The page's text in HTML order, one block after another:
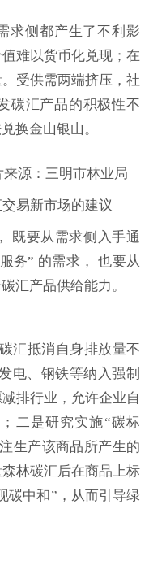
求侧都产生了不利影
难以货币化兑现；在
受供需两端挤压，社
碳汇产品的积极性不
换金山银山。
源：三明市林业局
易新市场的建议
既要从需求侧入手通
务” 的需求， 也要从
汇产品供给能力。
汇抵消自身排放量不
电、钢铁等纳入强制
排行业，允许企业自
二是研究实施“碳标
生产该商品所产生的
林碳汇后在商品上标
碳中和”，从而引导绿